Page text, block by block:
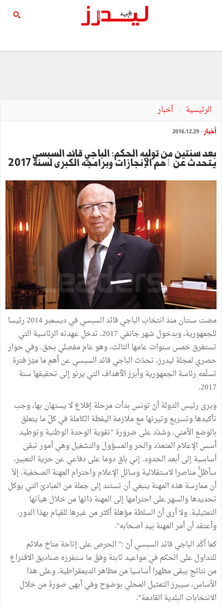
الرئيسية أخبار
أخبار - 2016.12.29
بعد سنتين من توليه الحكم: الباجي قائد السبسي
يتحدث عن ٲهمّ الإنجازات وبرامجه الكبرى لسنة 2017
مضت سنتان منذ انتخاب الباجي قائد السبسي في ديسمبر 2014 رئيسا
للجمهورية، وبدخول شهر جانفي 2017، تدخل عهدته الرئاسية التي
تستغرق خمس سنوات عامها الثالث، وهو عام مفصلي بحق. وفي حوار
حصري لمجلة ليدرز، تحدّث الباجي قائد السبسي عن ٲهم ما ميّز فترة
تسلّمه رئاسة الجمهورية وٲبرز الٲهداف التي يرنو إلى تحقيقها سنة
2017.
ويرى رئيس الدولة أنّ تونس بدأت مرحلة إقلاع لا يستهان بها، وجب
تأكيدها وتسريع وتيرتها مع ملازمة اليقظة الكاملة في كلّ ما يتعلق
بالوضع الأمني. وشدّد على ضرورة "تقوية الوحدة الوطنية وتوطيد
ٲسس الإعلام المتعدّد والحر والمسؤول والتشغيل وهي أمور تبقى
أساسية إلى أبعد الحدود. إني باق دوما على دفاعي عن حرية التعبير،
سأظلُّ مناصرا لاستقلالية وسائل الإعلام واحترام المهنة الصحفية. إلاّ
أن ممارسة هذه المهنة ينبغي أن تستند إلى جملة من المبادئ التي يوكل
تحديدها والسهر على احترامها إلى المهنة ذاتها من خلال هيآتها
التمثيلية. ولا أرى أنّ السلطة مؤهلة أكثر من غيرها للقيام بهذا الدور.
وأعتقد أن أمر المهنة بيد آصحابه".
كما ٲكّد الباجي قائد السبسي أنّ :" الحرص على إتاحة مناخ ملائم
للتداول على الحكم في مواعيد ثابتة وِفقَ ما ستفرزه صناديق الاقتراع
من نتائج يبقى مظهرا أساسيا من مظاهر الديمقراطية. وعلى هذا
الأساس، سيبرز التمثيل المحلي بوضوح وفي أبهى صورة من خلال
الانتخابات البلدية القادمة".